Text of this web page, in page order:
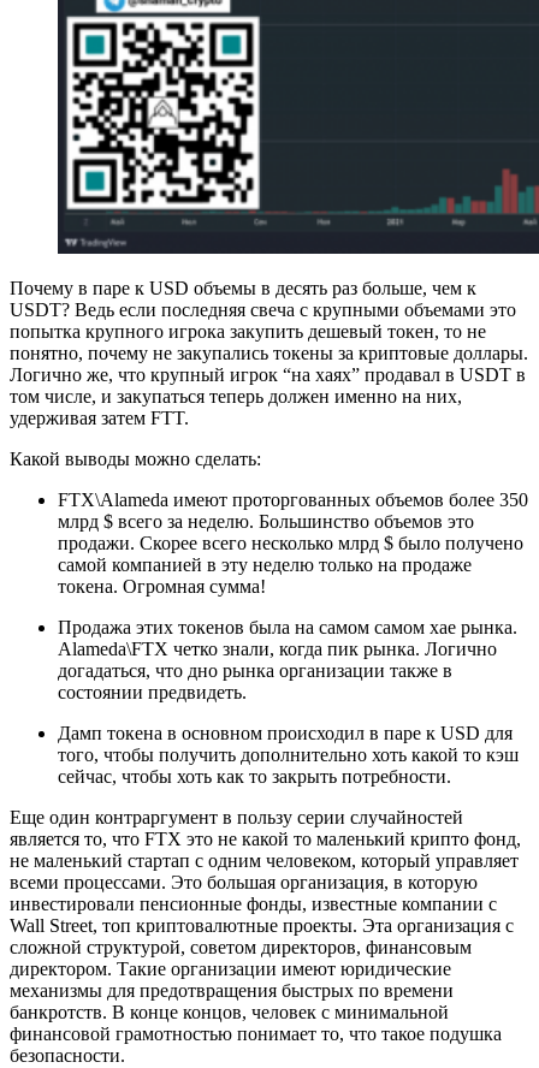
Почему в паре к USD объемы в десять раз больше, чем к
USDT? Ведь если последняя свеча с крупными объемами это
попытка крупного игрока закупить дешевый токен, то не
понятно, почему не закупались токены за криптовые доллары.
Логично же, что крупный игрок “на хаях” продавал в USDT в
том числе, и закупаться теперь должен именно на них,
удерживая затем FTT.
Какой выводы можно сделать:
FTX\Alameda имеют проторгованных объемов более 350
млрд $ всего за неделю. Большинство объемов это
продажи. Скорее всего несколько млрд $ было получено
самой компанией в эту неделю только на продаже
токена. Огромная сумма!
Продажа этих токенов была на самом самом хае рынка.
Alameda\FTX четко знали, когда пик рынка. Логично
догадаться, что дно рынка организации также в
состоянии предвидеть.
Дамп токена в основном происходил в паре к USD для
того, чтобы получить дополнительно хоть какой то кэш
сейчас, чтобы хоть как то закрыть потребности.
Еще один контраргумент в пользу серии случайностей
является то, что FTX это не какой то маленький крипто фонд,
не маленький стартап с одним человеком, который управляет
всеми процессами. Это большая организация, в которую
инвестировали пенсионные фонды, известные компании с
Wall Street, топ криптовалютные проекты. Эта организация с
сложной структурой, советом директоров, финансовым
директором. Такие организации имеют юридические
механизмы для предотвращения быстрых по времени
банкротств. В конце концов, человек с минимальной
финансовой грамотностью понимает то, что такое подушка
безопасности.